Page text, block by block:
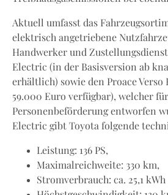
Aktuell umfasst das
elektrisch angetriebene
Handwerker und
Electric (in der Basisversion ab
erhältlich) sowie den Proace Verso
59.000 Euro verfügbar), welcher
Personenbeförderung entworfen
Electric gibt Toyota folgende
Leistung: 136 PS,
Maximalreichweite: 330 km,
Stromverbrauch: ca. 25,1